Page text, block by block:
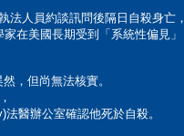
法人員約談訊問後隔日自殺身亡，
在美國長期受到「系統性偏見」
，但尚無法核實。
醫辦公室確認他死於自殺。